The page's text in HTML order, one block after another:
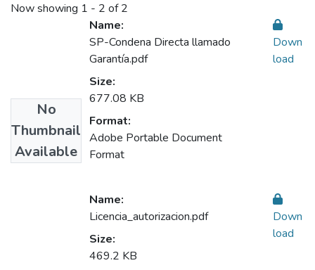
Now showing 1 - 2 of 2
No
Thumbnail
Available
Name:
SP-Condena Directa llamado
Garantía.pdf
Size:
677.08 KB
Format:
Adobe Portable Document
Format
Down
load
Name:
Licencia_autorizacion.pdf
Size:
469.2 KB
Down
load